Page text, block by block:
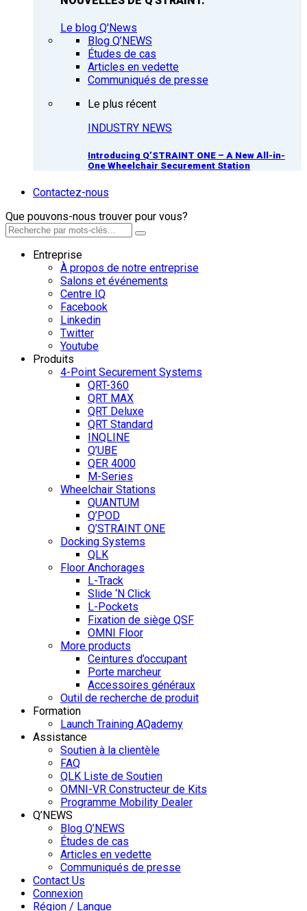
Le blog Q'News
Blog Q’NEWS
Études de cas
Articles en vedette
Communiqués de presse
Le plus récent
INDUSTRY NEWS
Introducing Q’STRAINT ONE – A New All-in-
One Wheelchair Securement Station
Contactez-nous
Que pouvons-nous trouver pour vous?
Entreprise
À propos de notre entreprise
Salons et événements
Centre IQ
Facebook
Linkedin
Twitter
Youtube
Produits
4-Point Securement Systems
QRT-360
QRT MAX
QRT Deluxe
QRT Standard
INQLINE
Q’UBE
QER 4000
M-Series
Wheelchair Stations
QUANTUM
Q’POD
Q’STRAINT ONE
Docking Systems
QLK
Floor Anchorages
L-Track
Slide ‘N Click
L-Pockets
Fixation de siège QSF
OMNI Floor
More products
Ceintures d’occupant
Porte marcheur
Accessoires généraux
Outil de recherche de produit
Formation
Launch Training AQademy
Assistance
Soutien à la clientèle
FAQ
QLK Liste de Soutien
OMNI-VR Constructeur de Kits
Programme Mobility Dealer
Q’NEWS
Blog Q’NEWS
Études de cas
Articles en vedette
Communiqués de presse
Contact Us
Connexion
Région / Langue